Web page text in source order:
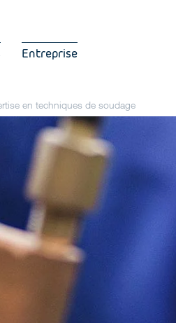
Entreprise
en techniques de soudage